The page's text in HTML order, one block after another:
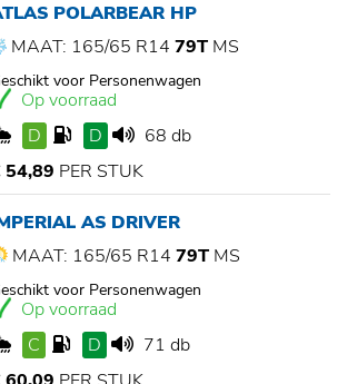
POLARBEAR HP
MAAT: 165/65 R14 79T MS
voor Personenwagen
Op voorraad
D
D
68 db
54,89 PER STUK
AS DRIVER
MAAT: 165/65 R14 79T MS
voor Personenwagen
Op voorraad
C
D
71 db